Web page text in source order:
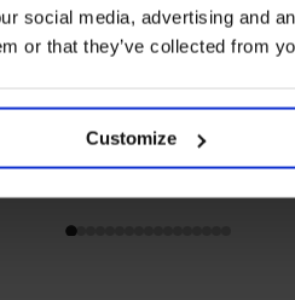
social media, advertising and
or that they’ve collected from
Customize